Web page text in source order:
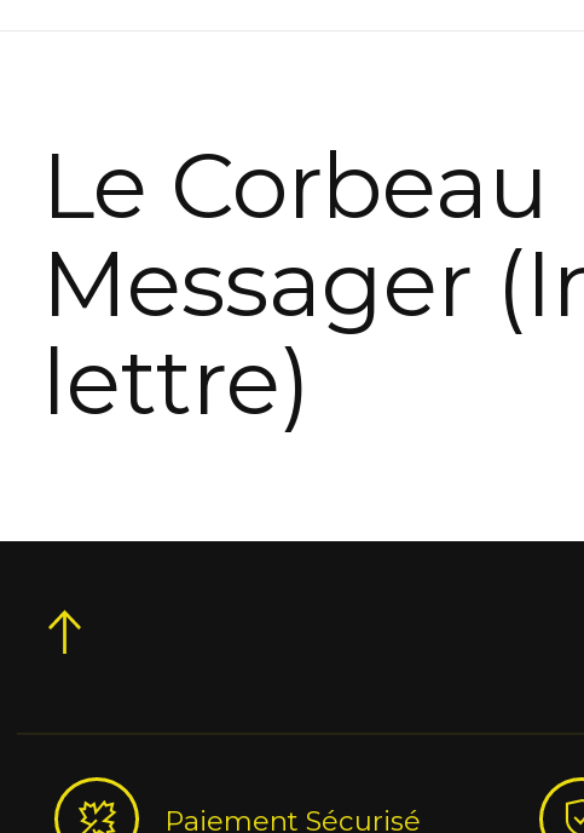
Le Corbeau
Messager
lettre)
Paiement Sécurisé